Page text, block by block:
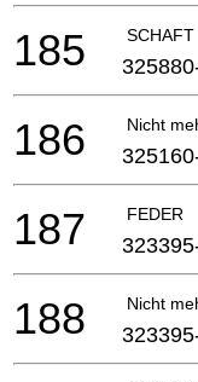
SCHAFT
185
Nicht
186
FEDER
187
Nicht
188